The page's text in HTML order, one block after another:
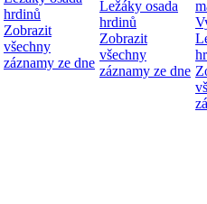
hrdinů
Zobrazit
všechny
záznamy ze dne
Ležáky osada
hrdinů
Zobrazit
všechny
záznamy ze dne